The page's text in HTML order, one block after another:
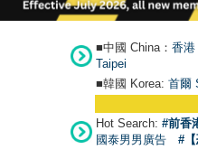
■中國 China： 香港
Taipei
■韓國 Korea: 首爾
Hot Search: #前香
國泰男男廣告
#